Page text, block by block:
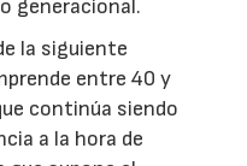
generacional.
la siguiente
entre 40 y
continúa siendo
a la hora de